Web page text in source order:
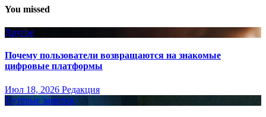
You missed
Другое
Почему пользователи возвращаются на знакомые
цифровые платформы
Июл 18, 2026 Редакция
Путёвые заметки